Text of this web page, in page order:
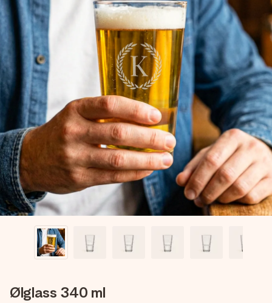
4,5 (basert på +15 000 anmeldelser)
Gavene våre inspirerer. Kundene gir oss 4,5 på Google
Reviews.
Gratis kort med hilsen
Lag noe unikt med bare noen få steg - med hennes navn,
et bilde av dere eller en beskjed som virkelig berører
hjertet. Ikke noe tull, bare masse kjærlighet i øyeblikket.
Ølglass 340 ml